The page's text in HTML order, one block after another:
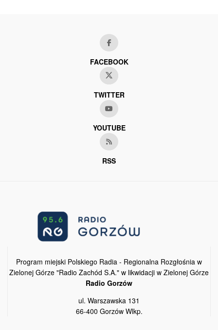
FACEBOOK
TWITTER
YOUTUBE
RSS
Program miejski Polskiego Radia - Regionalna Rozgłośnia w
Zielonej Górze "Radio Zachód S.A." w likwidacji w Zielonej Górze
Radio Gorzów
ul. Warszawska 131
66-400 Gorzów Wlkp.